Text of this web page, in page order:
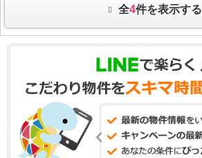
全4件を表示する